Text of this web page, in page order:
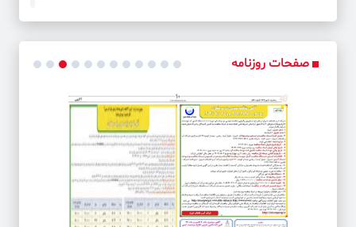
کد خبر: 34959
برگزاری مراسم گرامیداشت هفته دفاع مقدس در شرکت گاز استان
گلستان
کد خبر: 34960
از کاهش ۴۰۰ هزار بشکه ای نفت صادراتی جلوگیری شد
کد خبر: 34961
از مقام آتش‌نشان در شركت بهره برداری نفت‌و‌گاز مسجدسلیمان
تجلیل شد
صفحات روزنامه